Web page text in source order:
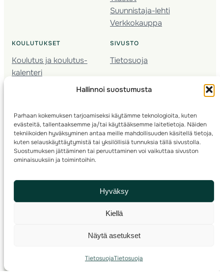
Hallinnoi suostumusta
Parhaan kokemuksen tarjoamiseksi käytämme teknologioita, kuten
evästeitä, tallentaaksemme ja/tai käyttääksemme laitetietoja. Näiden
tekniikoiden hyväksyminen antaa meille mahdollisuuden käsitellä tietoja,
kuten selauskäyttäytymistä tai yksilöllisiä tunnuksia tällä sivustolla.
Suostumuksen jättäminen tai peruuttaminen voi vaikuttaa sivuston
ominaisuuksiin ja toimintoihin.
Hyväksy
Kiellä
Näytä asetukset
TietosuojaTietosuoja
Suunnistaja-lehti
Verkkokauppa
KOULUTUKSET
Koulutus ja koulutus­
kalenteri
Nuorison koulutukset
Kartoitus
Ratamestari
SIVUSTO
Tietosuoja
© 2025 ·Suomen Suunnistusliitto· Valimotie 10, 00380 Helsinki, Finland
info(a)suunnistusliitto.fi,Rastilipun asiat: rastilippu(a)suunnistusliitto.fi
Kilpailut ja kuntorastit – Rastilippu:::Rastilipun ohjeet